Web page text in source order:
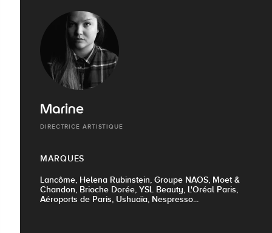
Marine
DIRECTRICE ARTISTIQUE
MARQUES
Lancôme, Helena Rubinstein, Groupe NAOS, Moet &
Chandon, Brioche Dorée, YSL Beauty, L'Oréal Paris,
Aéroports de Paris, Ushuaïa, Nespresso...